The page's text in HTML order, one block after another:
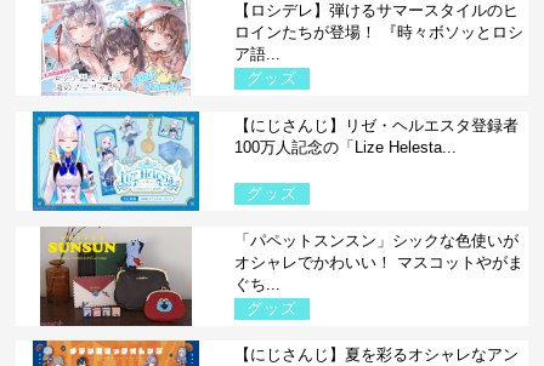
【ロシデレ】弾けるサマースタイルのヒ
ロインたちが登場！ 『時々ボソッとロシ
ア語...
グッズ
【にじさんじ】リゼ・ヘルエスタ登録者
100万人記念の「Lize Helesta...
グッズ
「パペットスンスン」シックな色使いが
オシャレでかわいい！ マスコットやがま
ぐち...
グッズ
【にじさんじ】夏を彩るオシャレなアン